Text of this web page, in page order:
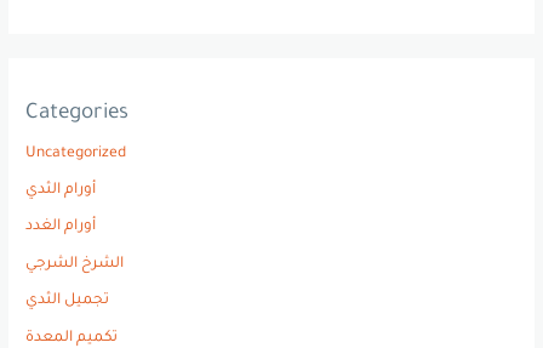
Categories
Uncategorized
أورام الثدي
أورام الغدد
الشرخ الشرجي
تجميل الثدي
تكميم المعدة